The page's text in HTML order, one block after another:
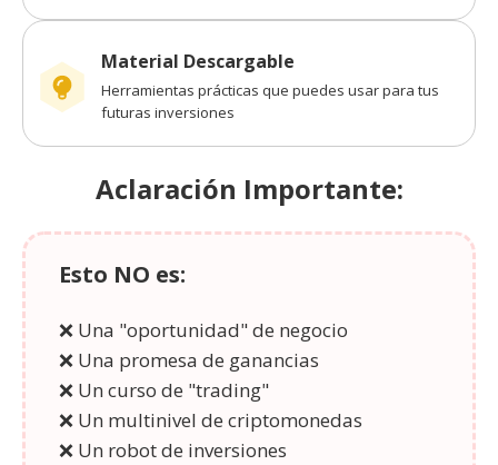
Material Descargable
Herramientas prácticas que puedes usar para tus
futuras inversiones
Aclaración Importante:
Esto NO es:
❌ Una "oportunidad" de negocio
❌ Una promesa de ganancias
❌ Un curso de "trading"
❌ Un multinivel de criptomonedas
❌ Un robot de inversiones